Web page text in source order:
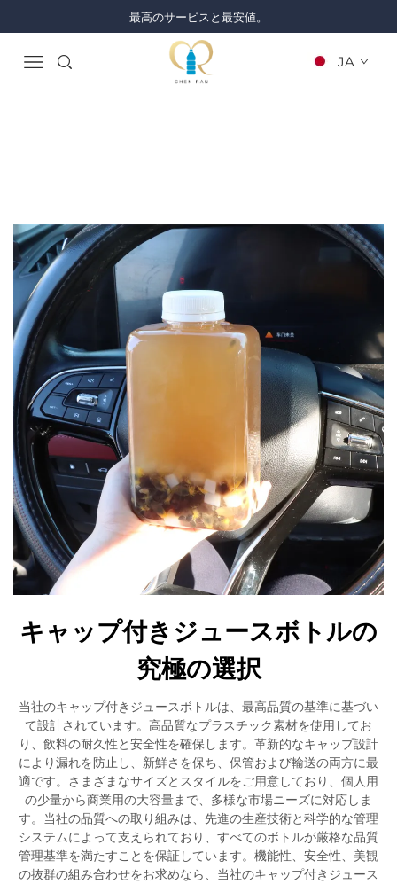
最高のサービスと最安値。
JA
キャップ付きジュースボトルの
究極の選択
当社のキャップ付きジュースボトルは、最高品質の基準に基づい
て設計されています。高品質なプラスチック素材を使用してお
り、飲料の耐久性と安全性を確保します。革新的なキャップ設計
により漏れを防止し、新鮮さを保ち、保管および輸送の両方に最
適です。さまざまなサイズとスタイルをご用意しており、個人用
の少量から商業用の大容量まで、多様な市場ニーズに対応しま
す。当社の品質への取り組みは、先進の生産技術と科学的な管理
システムによって支えられており、すべてのボトルが厳格な品質
管理基準を満たすことを保証しています。機能性、安全性、美観
の抜群の組み合わせをお求めなら、当社のキャップ付きジュース